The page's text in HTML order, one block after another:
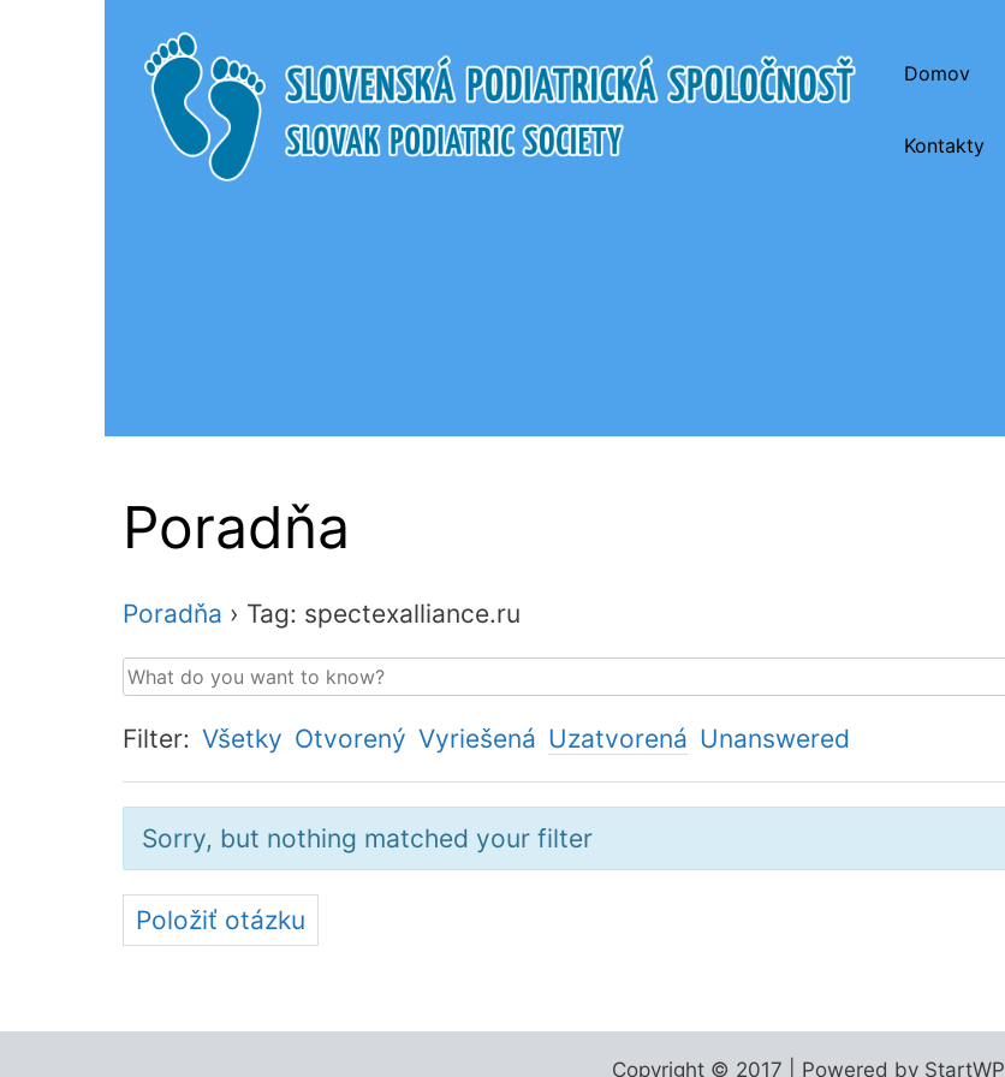
Domov
Kontakty
Poradňa
Poradňa › Tag: spectexalliance.ru
Filter: Všetky Otvorený Vyriešená Uzatvorená Unanswered
Sorry, but nothing matched your filter
Položiť otázku
Copyright © 2017 | Powered by StartWP